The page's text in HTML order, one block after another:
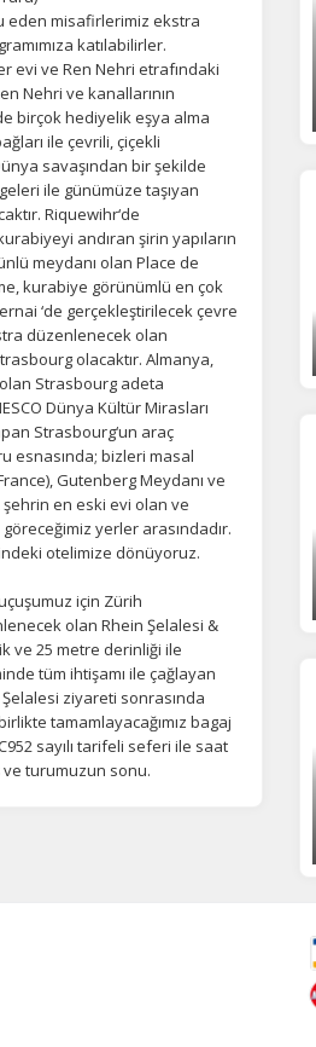
Et
eden misafirlerimiz ekstra
katılabilirler.
evi ve Ren Nehri etrafındaki
Nehri ve kanallarının
birçok hediyelik eşya alma
ile çevrili, çiçekli
savaşından bir şekilde
ile günümüze taşıyan
Riquewihr‘de
andıran şirin yapıların
meydanı olan Place de
kurabiye görünümlü en çok
‘de gerçekleştirilecek çevre
düzenlenecek olan
olacaktır. Almanya,
Strasbourg adeta
Dünya Kültür Mirasları
Strasbourg‘un araç
esnasında; bizleri masal
Gutenberg Meydanı ve
en eski evi olan ve
yerler arasındadır.
otelimize dönüyoruz.
için Zürih
olan Rhein Şelalesi &
ve 25 metre derinliği ile
tüm ihtişamı ile çağlayan
ziyareti sonrasında
tamamlayacağımız bagaj
sayılı tarifeli seferi ile saat
ve turumuzun sonu.